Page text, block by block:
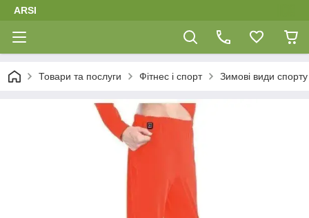
ARSI
Товари та послуги Фітнес і спорт Зимові види спорту